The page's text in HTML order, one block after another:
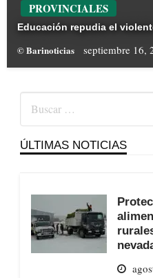
PROVINCIALES
Educación repudia el
© Barinoticias septiembre 16,
ÚLTIMAS NOTICIAS